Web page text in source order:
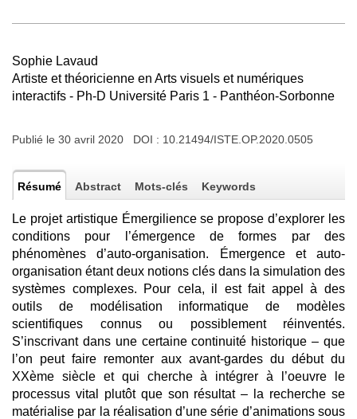
Sophie Lavaud
Artiste et théoricienne en Arts visuels et numériques
interactifs - Ph-D Université Paris 1 - Panthéon-Sorbonne
Publié le 30 avril 2020 DOI : 10.21494/ISTE.OP.2020.0505
Résumé Abstract Mots-clés Keywords
Le projet artistique Émergilience se propose d’explorer les
conditions pour l’émergence de formes par des
phénomènes d’auto-organisation. Émergence et auto-
organisation étant deux notions clés dans la simulation des
systèmes complexes. Pour cela, il est fait appel à des
outils de modélisation informatique de modèles
scientifiques connus ou possiblement réinventés.
S’inscrivant dans une certaine continuité historique – que
l’on peut faire remonter aux avant-gardes du début du
XXème siècle et qui cherche à intégrer à l’oeuvre le
processus vital plutôt que son résultat – la recherche se
matérialise par la réalisation d’une série d’animations sous